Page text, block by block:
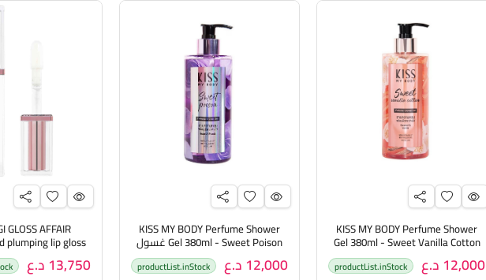
KISS MY BODY Perfume Shower
Gel 380ml - Sweet Vanilla Cotton
غسول معطر للجسم12,000 د.ع productList.inStock
KISS MY BODY Perfume Shower
Gel 380ml - Sweet Poison غسول
معطر للجسم 12,000 د.ع productList.inStock
GLOSS AFFAIR
plumping lip gloss
بيلا اوجي
13,750 د.ع